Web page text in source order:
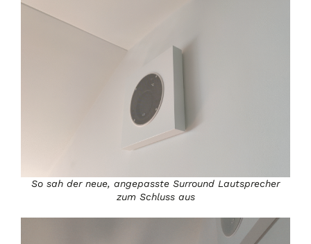
So sah der neue, angepasste Surround Lautsprecher
zum Schluss aus